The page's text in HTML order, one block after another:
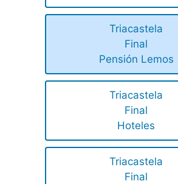
Triacastela
Final
Pensión Lemos
Triacastela
Final
Hoteles
Triacastela
Final